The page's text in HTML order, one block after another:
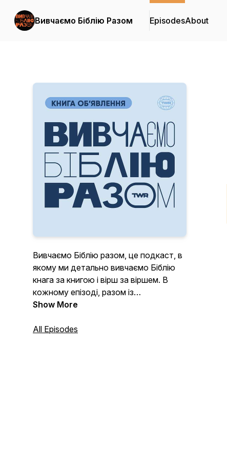
Вивчаємо Біблію Разом EpisodesAbout
Вивчаємо Біблію разом, це подкаст, в
якому ми детально вивчаємо Біблію
кнага за книгою і вірш за віршем. В
кожному епізоді, разом із
запрошеними екпертами ми
хотів сказати Бог, а і обгорити
Show More
All Episodes